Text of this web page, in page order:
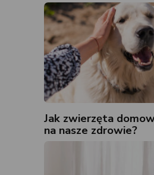
Jak zwierzęta
na nasze zdrowie?